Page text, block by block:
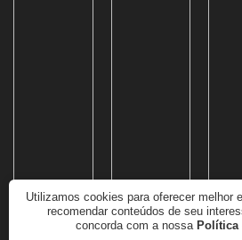
Utilizamos cookies para oferecer melhor
recomendar conteúdos de seu
concorda com a nossa Política